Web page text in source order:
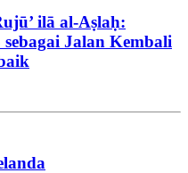
ilā al-Aṣlaḥ:
Jalan Kembali